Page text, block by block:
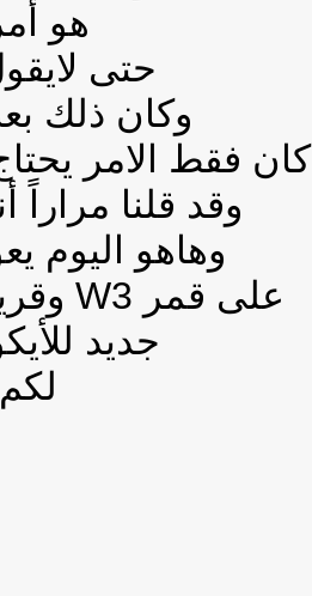
هو
حتى
وكان ذلك
كان فقط الامر
وقد قلنا
وهاهو اليوم
على قمر W3 وقريباً انشاء الله سيكون بين ايديكم سوفتوير
جديد للأيكوم 8900 لتشغيل